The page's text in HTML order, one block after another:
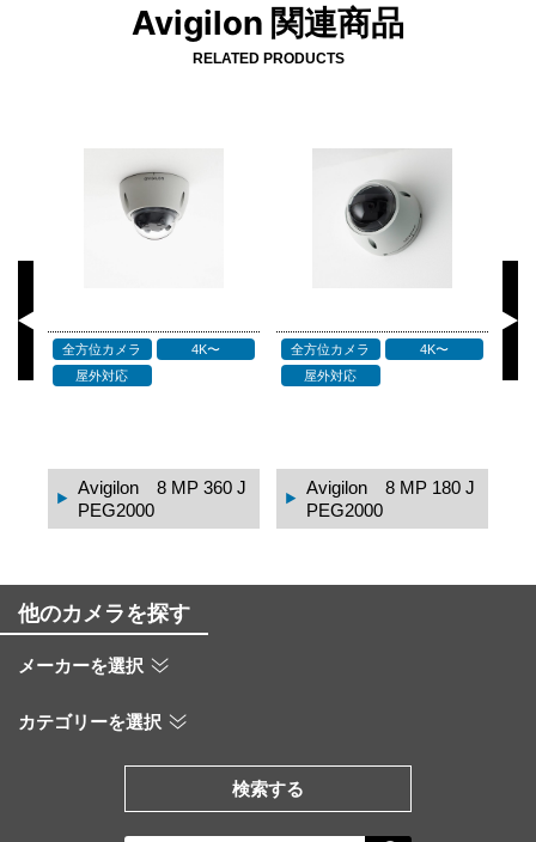
Avigilon 関連商品
RELATED PRODUCTS
全方位カメラ 4K〜
Avigilon 12 MP HD
マルチセンサーカメ
ラ
全方位カメラ 4K〜
Avigilon 9 MP HD
マルチセンサーカメ
ラ
他のカメラを探す
メーカーを選択
カテゴリーを選択
検索する